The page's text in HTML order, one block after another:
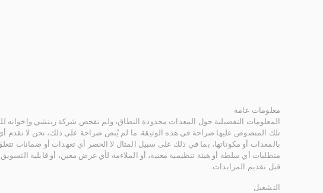
معلومات عامة
المعلومات التفصيلية حول المعدات محدودة النطاق، ولم تفحص شركة ريتشي وإخوانه
تلك المنصوص عليها صراحة في هذه الوثيقة. ما لم يُنص صراحة على ذلك، نحن لا نقدم
بالمعدات أو مكوناتها، بما في ذلك على سبيل المثال لا الحصر أي تعهدات أو ضمانات
متطلبات أي سلطة أو هيئة تنظيمية معنية، أو الملاءمة لأي غرض معين، أو قابلية
قبل تقديم المزايدات.
التشغيل